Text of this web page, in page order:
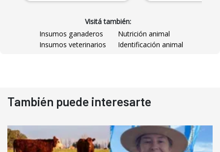
Visitá también:
Insumos ganaderos
Nutrición animal
Insumos veterinarios
Identificación animal
También puede interesarte